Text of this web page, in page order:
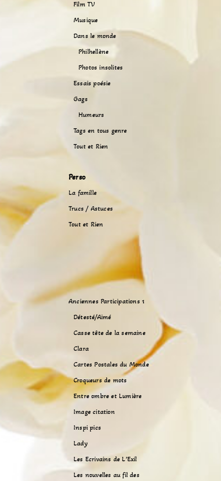
Film TV
Musique
Dans le monde
Philhellène
Photos insolites
Essais poésie
Gags
Humeurs
Tags en tous genre
Tout et Rien
Perso
La famille
Trucs / Astuces
Tout et Rien
Anciennes Participations 1
Détesté/Aimé
Casse tête de la semaine
Clara
Cartes Postales du Monde
Croqueurs de mots
Entre ombre et Lumière
Image citation
Inspi pics
Lady
Les Ecrivains de L’Exil
Les nouvelles au fil des